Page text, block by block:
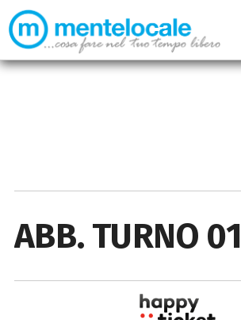
ABB. TURNO 01